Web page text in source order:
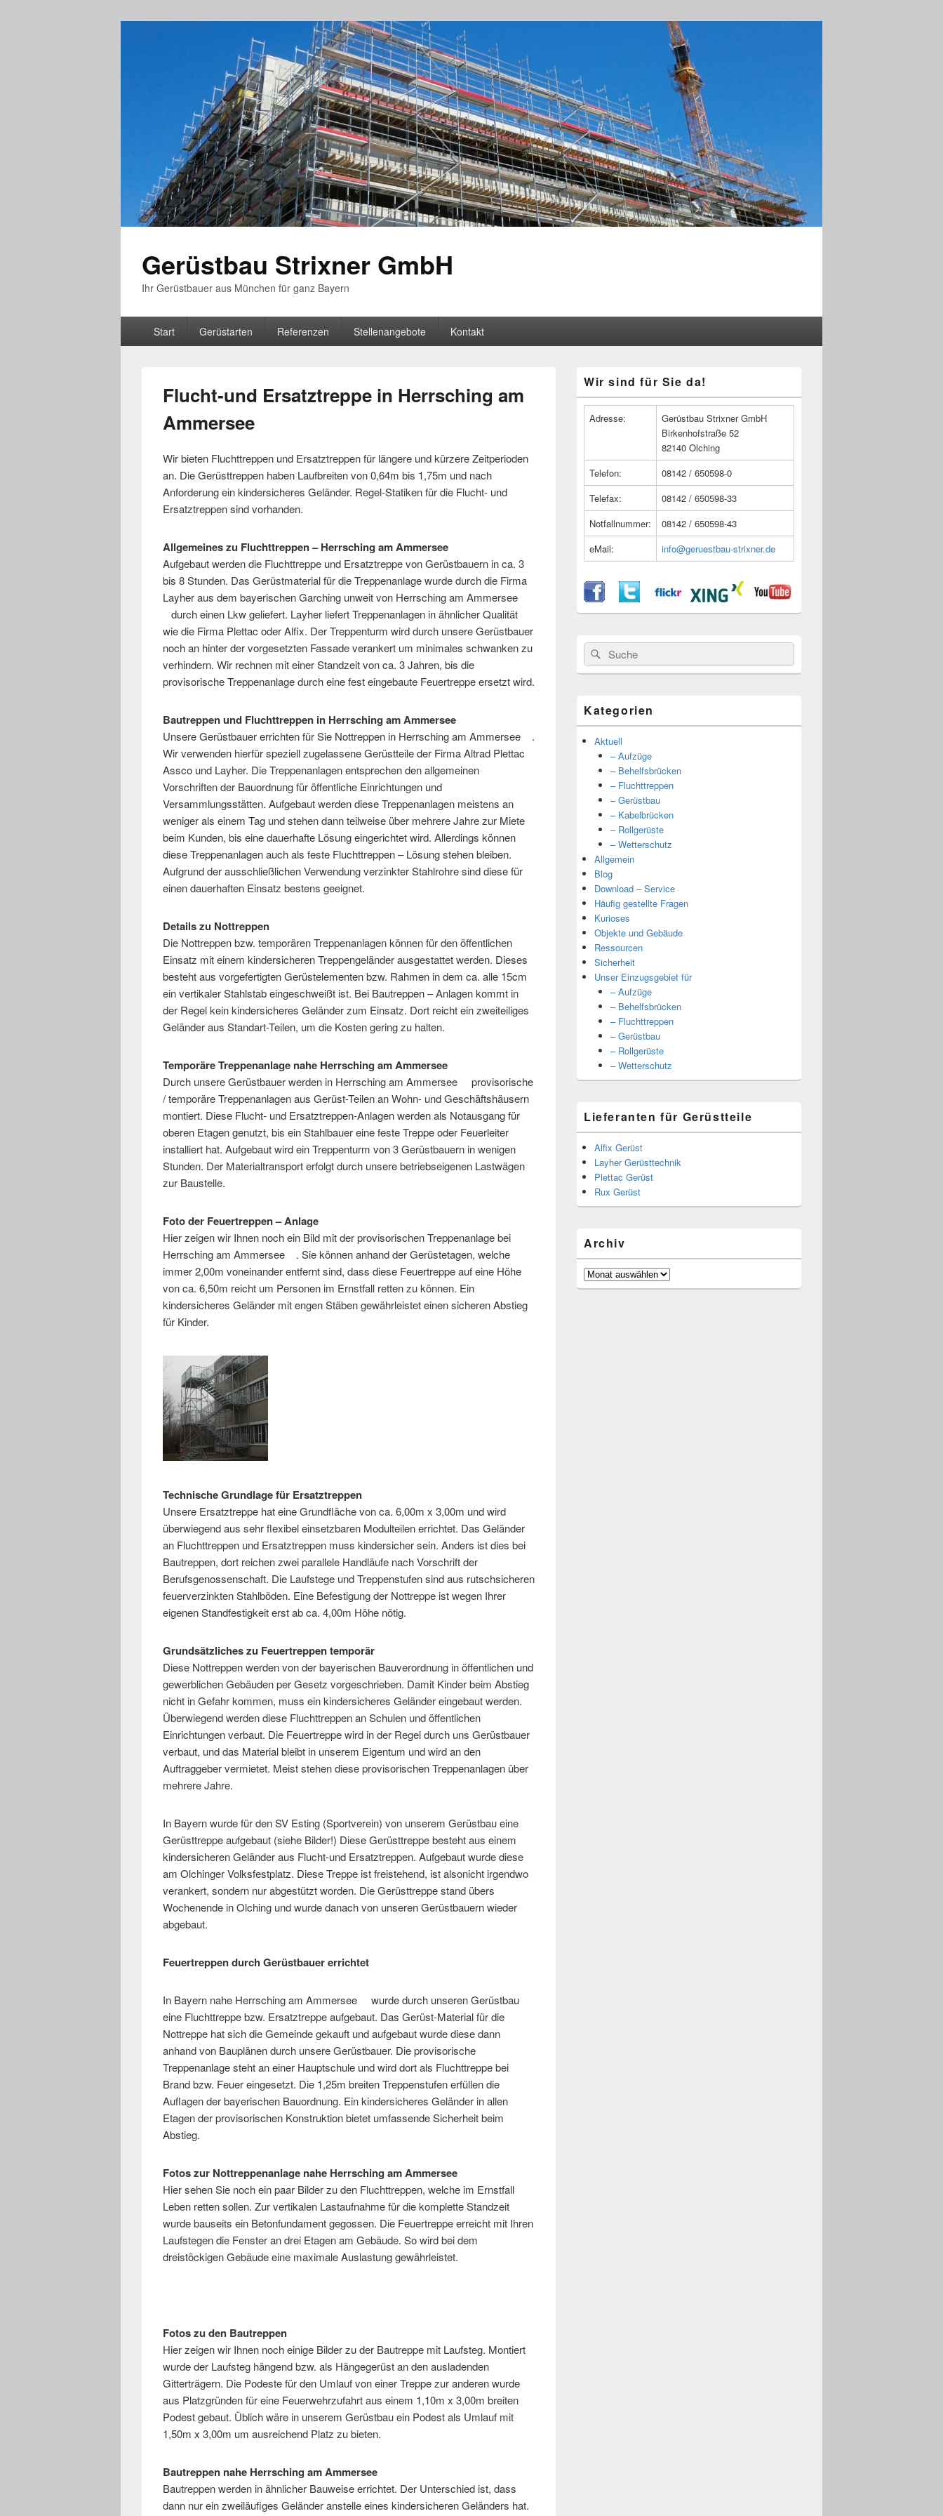
Gerüstbau Strixner GmbH
Ihr Gerüstbauer aus München für ganz Bayern
Start Gerüstarten Referenzen Stellenangebote Kontakt
Flucht-und Ersatztreppe in Herrsching am
Ammersee
Wir bieten Fluchttreppen und Ersatztreppen für längere und kürzere Zeitperioden
an. Die Gerüsttreppen haben Laufbreiten von 0,64m bis 1,75m und nach
Anforderung ein kindersicheres Geländer. Regel-Statiken für die Flucht- und
Ersatztreppen sind vorhanden.
Allgemeines zu Fluchttreppen – Herrsching am Ammersee
Aufgebaut werden die Fluchttreppe und Ersatztreppe von Gerüstbauern in ca. 3
bis 8 Stunden. Das Gerüstmaterial für die Treppenanlage wurde durch die Firma
Layher aus dem bayerischen Garching unweit von Herrsching am Ammersee
durch einen Lkw geliefert. Layher liefert Treppenanlagen in ähnlicher Qualität
wie die Firma Plettac oder Alfix. Der Treppenturm wird durch unsere Gerüstbauer
noch an hinter der vorgesetzten Fassade verankert um minimales schwanken zu
verhindern. Wir rechnen mit einer Standzeit von ca. 3 Jahren, bis die
provisorische Treppenanlage durch eine fest eingebaute Feuertreppe ersetzt wird.
Bautreppen und Fluchttreppen in Herrsching am Ammersee
Unsere Gerüstbauer errichten für Sie Nottreppen in Herrsching am Ammersee .
Wir verwenden hierfür speziell zugelassene Gerüstteile der Firma Altrad Plettac
Assco und Layher. Die Treppenanlagen entsprechen den allgemeinen
Vorschriften der Bauordnung für öffentliche Einrichtungen und
Versammlungsstätten. Aufgebaut werden diese Treppenanlagen meistens an
weniger als einem Tag und stehen dann teilweise über mehrere Jahre zur Miete
beim Kunden, bis eine dauerhafte Lösung eingerichtet wird. Allerdings können
diese Treppenanlagen auch als feste Fluchttreppen – Lösung stehen bleiben.
Aufgrund der ausschließlichen Verwendung verzinkter Stahlrohre sind diese für
einen dauerhaften Einsatz bestens geeignet.
Details zu Nottreppen
Die Nottreppen bzw. temporären Treppenanlagen können für den öffentlichen
Einsatz mit einem kindersicheren Treppengeländer ausgestattet werden. Dieses
besteht aus vorgefertigten Gerüstelementen bzw. Rahmen in dem ca. alle 15cm
ein vertikaler Stahlstab eingeschweißt ist. Bei Bautreppen – Anlagen kommt in
der Regel kein kindersicheres Geländer zum Einsatz. Dort reicht ein zweiteiliges
Geländer aus Standart-Teilen, um die Kosten gering zu halten.
Temporäre Treppenanlage nahe Herrsching am Ammersee
Durch unsere Gerüstbauer werden in Herrsching am Ammersee provisorische
/ temporäre Treppenanlagen aus Gerüst-Teilen an Wohn- und Geschäftshäusern
montiert. Diese Flucht- und Ersatztreppen-Anlagen werden als Notausgang für
oberen Etagen genutzt, bis ein Stahlbauer eine feste Treppe oder Feuerleiter
installiert hat. Aufgebaut wird ein Treppenturm von 3 Gerüstbauern in wenigen
Stunden. Der Materialtransport erfolgt durch unsere betriebseigenen Lastwägen
zur Baustelle.
Foto der Feuertreppen – Anlage
Hier zeigen wir Ihnen noch ein Bild mit der provisorischen Treppenanlage bei
Herrsching am Ammersee . Sie können anhand der Gerüstetagen, welche
immer 2,00m voneinander entfernt sind, dass diese Feuertreppe auf eine Höhe
von ca. 6,50m reicht um Personen im Ernstfall retten zu können. Ein
kindersicheres Geländer mit engen Stäben gewährleistet einen sicheren Abstieg
für Kinder.
Technische Grundlage für Ersatztreppen
Unsere Ersatztreppe hat eine Grundfläche von ca. 6,00m x 3,00m und wird
überwiegend aus sehr flexibel einsetzbaren Modulteilen errichtet. Das Geländer
an Fluchttreppen und Ersatztreppen muss kindersicher sein. Anders ist dies bei
Bautreppen, dort reichen zwei parallele Handläufe nach Vorschrift der
Berufsgenossenschaft. Die Laufstege und Treppenstufen sind aus rutschsicheren
feuerverzinkten Stahlböden. Eine Befestigung der Nottreppe ist wegen Ihrer
eigenen Standfestigkeit erst ab ca. 4,00m Höhe nötig.
Grundsätzliches zu Feuertreppen temporär
Diese Nottreppen werden von der bayerischen Bauverordnung in öffentlichen und
gewerblichen Gebäuden per Gesetz vorgeschrieben. Damit Kinder beim Abstieg
nicht in Gefahr kommen, muss ein kindersicheres Geländer eingebaut werden.
Überwiegend werden diese Fluchttreppen an Schulen und öffentlichen
Einrichtungen verbaut. Die Feuertreppe wird in der Regel durch uns Gerüstbauer
verbaut, und das Material bleibt in unserem Eigentum und wird an den
Auftraggeber vermietet. Meist stehen diese provisorischen Treppenanlagen über
mehrere Jahre.
In Bayern wurde für den SV Esting (Sportverein) von unserem Gerüstbau eine
Gerüsttreppe aufgebaut (siehe Bilder!) Diese Gerüsttreppe besteht aus einem
kindersicheren Geländer aus Flucht-und Ersatztreppen. Aufgebaut wurde diese
am Olchinger Volksfestplatz. Diese Treppe ist freistehend, ist alsonicht irgendwo
verankert, sondern nur abgestützt worden. Die Gerüsttreppe stand übers
Wochenende in Olching und wurde danach von unseren Gerüstbauern wieder
abgebaut.
Feuertreppen durch Gerüstbauer errichtet
In Bayern nahe Herrsching am Ammersee wurde durch unseren Gerüstbau
eine Fluchttreppe bzw. Ersatztreppe aufgebaut. Das Gerüst-Material für die
Nottreppe hat sich die Gemeinde gekauft und aufgebaut wurde diese dann
anhand von Bauplänen durch unsere Gerüstbauer. Die provisorische
Treppenanlage steht an einer Hauptschule und wird dort als Fluchttreppe bei
Brand bzw. Feuer eingesetzt. Die 1,25m breiten Treppenstufen erfüllen die
Auflagen der bayerischen Bauordnung. Ein kindersicheres Geländer in allen
Etagen der provisorischen Konstruktion bietet umfassende Sicherheit beim
Abstieg.
Fotos zur Nottreppenanlage nahe Herrsching am Ammersee
Hier sehen Sie noch ein paar Bilder zu den Fluchttreppen, welche im Ernstfall
Leben retten sollen. Zur vertikalen Lastaufnahme für die komplette Standzeit
wurde bauseits ein Betonfundament gegossen. Die Feuertreppe erreicht mit Ihren
Laufstegen die Fenster an drei Etagen am Gebäude. So wird bei dem
dreistöckigen Gebäude eine maximale Auslastung gewährleistet.
Fotos zu den Bautreppen
Hier zeigen wir Ihnen noch einige Bilder zu der Bautreppe mit Laufsteg. Montiert
wurde der Laufsteg hängend bzw. als Hängegerüst an den ausladenden
Gitterträgern. Die Podeste für den Umlauf von einer Treppe zur anderen wurde
aus Platzgründen für eine Feuerwehrzufahrt aus einem 1,10m x 3,00m breiten
Podest gebaut. Üblich wäre in unserem Gerüstbau ein Podest als Umlauf mit
1,50m x 3,00m um ausreichend Platz zu bieten.
Bautreppen nahe Herrsching am Ammersee
Bautreppen werden in ähnlicher Bauweise errichtet. Der Unterschied ist, dass
dann nur ein zweiläufiges Geländer anstelle eines kindersicheren Geländers hat.
Seitenleisten
Widget-
Wir sind für Sie da!
Adresse:
Gerüstbau Strixner GmbH
Birkenhofstraße 52
82140 Olching
Telefon:
08142 / 650598-0
Telefax:
08142 / 650598-33
Notfallnummer:
08142 / 650598-43
eMail:
info@geruestbau-strixner.de
Suche
nach:
Kategorien
Aktuell
– Aufzüge
– Behelfsbrücken
– Fluchttreppen
– Gerüstbau
– Kabelbrücken
– Rollgerüste
– Wetterschutz
Allgemein
Blog
Download – Service
Häufig gestellte Fragen
Kurioses
Objekte und Gebäude
Ressourcen
Sicherheit
Unser Einzugsgebiet für
– Aufzüge
– Behelfsbrücken
– Fluchttreppen
– Gerüstbau
– Rollgerüste
– Wetterschutz
Lieferanten für Gerüstteile
Alfix Gerüst
Layher Gerüsttechnik
Plettac Gerüst
Rux Gerüst
Archiv
Archiv